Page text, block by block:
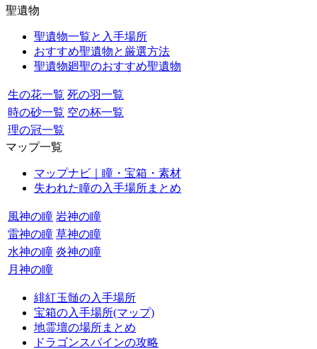
聖遺物
聖遺物一覧と入手場所
おすすめ聖遺物と厳選方法
聖遺物廻聖のおすすめ聖遺物
生の花一覧 死の羽一覧
時の砂一覧 空の杯一覧
理の冠一覧
マップ一覧
マップナビ｜瞳・宝箱・素材
失われた瞳の入手場所まとめ
風神の瞳 岩神の瞳
雷神の瞳 草神の瞳
水神の瞳 炎神の瞳
月神の瞳
緋紅玉髄の入手場所
宝箱の入手場所(マップ)
地霊壇の場所まとめ
ドラゴンスパインの攻略